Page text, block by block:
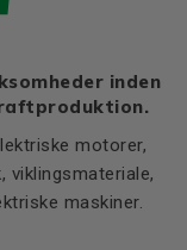
inden
motorer,
viklingsmateriale,
maskiner.